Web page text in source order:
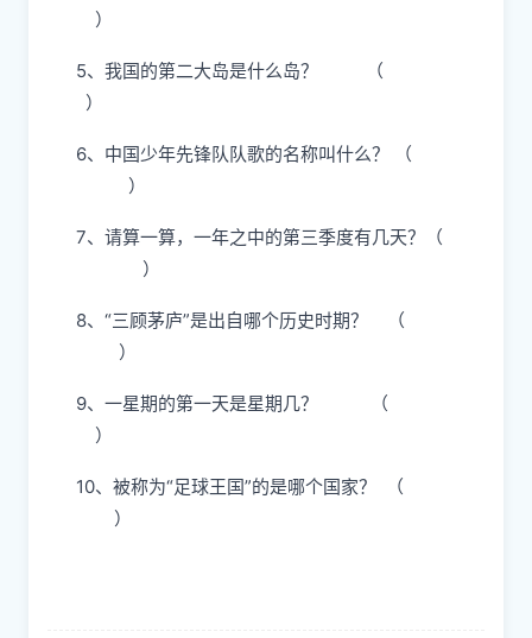
）
5、我国的第二大岛是什么岛？ （
）
6、中国少年先锋队队歌的名称叫什么？ （
）
7、请算一算，一年之中的第三季度有几天？（
）
8、“三顾茅庐”是出自哪个历史时期？ （
）
9、一星期的第一天是星期几？ （
）
10、被称为“足球王国”的是哪个国家？ （
）